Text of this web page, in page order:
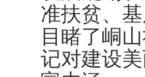
准扶贫、
目睹了峒
记对建设